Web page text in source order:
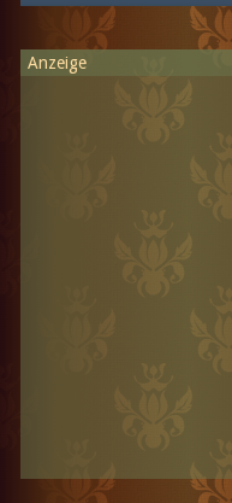
Anzeige